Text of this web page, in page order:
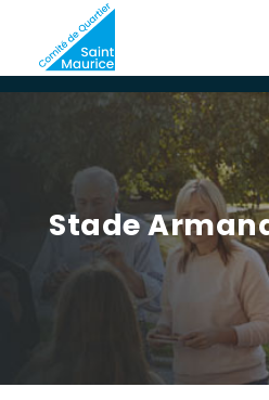
Stade